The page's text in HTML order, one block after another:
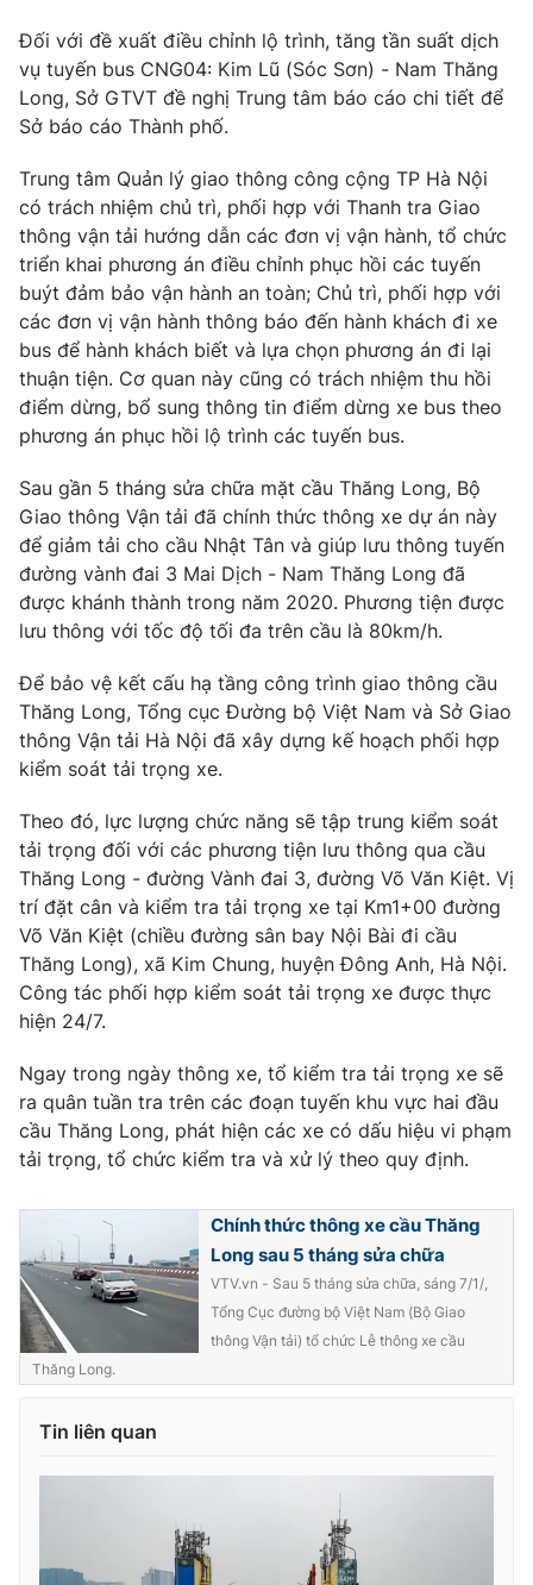
Hậu trường
Nhân vật
Khán giả
Giải sao mai
Điện ảnh
Âm nhạc
Đời sống
Du lịch
Làm đẹp
Chất lượng cuộc sống
Tuyển sinh
Học trực tuyến
Công nghệ
Hitech Công nghệ tương lai
Sản phẩm
Thị trường
Tư vấn
Giao lưu trực tuyến
Lịch phát sóng
Chuyên mục khác
Emagazine Podcast
Photo Infographic
Video Shorts video
VTV Money VTV Thể thao
VTV Sức khoẻ
Thị trường 24h Tấm lòng Việt
VTV4 Vươn mình bằng AI
VTV9 VTV8
THỜI BÁO VTV
Theo dõi báo trên
Cơ quan chủ quản:Đài Truyền hình Việt Nam
Cơ quan báo chí:Thời báo VTV
cấp ngày 29/12/2023
Tổng Biên tập:Vũ Thanh Thủy
Nguyễn Thị Mỹ Hạnh, Phạm Quốc Thắng,
Tổng đài VTV: 024.38 355 931 - 024.38 355 932
Đối với đề xuất điều chỉnh lộ trình, tăng tần suất dịch
vụ tuyến bus CNG04: Kim Lũ (Sóc Sơn) - Nam Thăng
Long, Sở GTVT đề nghị Trung tâm báo cáo chi tiết để
Sở báo cáo Thành phố.
Trung tâm Quản lý giao thông công cộng TP Hà Nội
có trách nhiệm chủ trì, phối hợp với Thanh tra Giao
thông vận tải hướng dẫn các đơn vị vận hành, tổ chức
triển khai phương án điều chỉnh phục hồi các tuyến
buýt đảm bảo vận hành an toàn; Chủ trì, phối hợp với
các đơn vị vận hành thông báo đến hành khách đi xe
bus để hành khách biết và lựa chọn phương án đi lại
thuận tiện. Cơ quan này cũng có trách nhiệm thu hồi
điểm dừng, bổ sung thông tin điểm dừng xe bus theo
phương án phục hồi lộ trình các tuyến bus.
Sau gần 5 tháng sửa chữa mặt cầu Thăng Long, Bộ
Giao thông Vận tải đã chính thức thông xe dự án này
để giảm tải cho cầu Nhật Tân và giúp lưu thông tuyến
đường vành đai 3 Mai Dịch - Nam Thăng Long đã
được khánh thành trong năm 2020. Phương tiện được
lưu thông với tốc độ tối đa trên cầu là 80km/h.
Để bảo vệ kết cấu hạ tầng công trình giao thông cầu
Thăng Long, Tổng cục Đường bộ Việt Nam và Sở Giao
thông Vận tải Hà Nội đã xây dựng kế hoạch phối hợp
kiểm soát tải trọng xe.
Theo đó, lực lượng chức năng sẽ tập trung kiểm soát
tải trọng đối với các phương tiện lưu thông qua cầu
Thăng Long - đường Vành đai 3, đường Võ Văn Kiệt. Vị
trí đặt cân và kiểm tra tải trọng xe tại Km1+00 đường
Võ Văn Kiệt (chiều đường sân bay Nội Bài đi cầu
Thăng Long), xã Kim Chung, huyện Đông Anh, Hà Nội.
Công tác phối hợp kiểm soát tải trọng xe được thực
hiện 24/7.
Ngay trong ngày thông xe, tổ kiểm tra tải trọng xe sẽ
ra quân tuần tra trên các đoạn tuyến khu vực hai đầu
cầu Thăng Long, phát hiện các xe có dấu hiệu vi phạm
tải trọng, tổ chức kiểm tra và xử lý theo quy định.
Chính thức thông xe cầu Thăng
Long sau 5 tháng sửa chữa
VTV.vn - Sau 5 tháng sửa chữa, sáng 7/1/,
Tổng Cục đường bộ Việt Nam (Bộ Giao
thông Vận tải) tổ chức Lễ thông xe cầu
Thăng Long.
Tin liên quan